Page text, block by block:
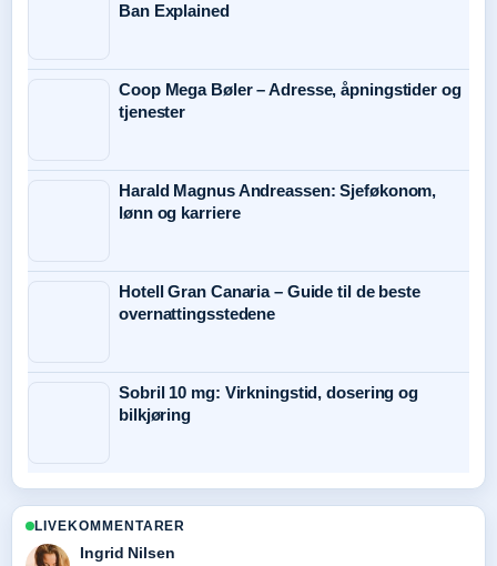
Ban Explained
Coop Mega Bøler – Adresse, åpningstider og
tjenester
Harald Magnus Andreassen: Sjeføkonom,
lønn og karriere
Hotell Gran Canaria – Guide til de beste
overnattingsstedene
Sobril 10 mg: Virkningstid, dosering og
bilkjøring
LIVEKOMMENTARER
Ingrid Nilsen